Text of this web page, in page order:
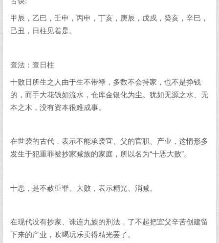
甲辰，乙巳，壬申，丙申，丁亥，庚辰，戊戍，癸亥，辛巳，
己丑，日柱见着是。
查法：查日柱
十败日所生之人由于生不带禄，多数不会持家，也不是挣钱
的，而手大花钱如流水，仓库金银化为尘。犹如无源之水、无
本之木，没有资本很难成事。
在世袭的古代，表示不能承袭宜、父的官职、产业，这情形多
发生于犯重罪被抄家减族的家庭，所以名为“十恶大败”。
十恶，是不赦重罪。大败，表示精光、消减。
在现代没有抄家、诛连九族的刑法，了不起把宜父辛苦创建留
下来的产业，吹喝玩乐卖得精光罢了。